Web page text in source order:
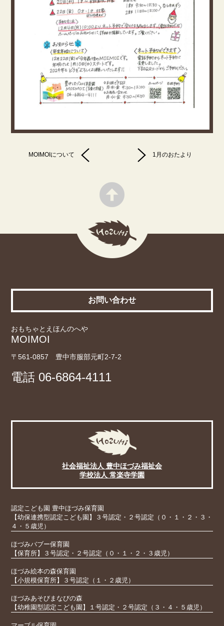
MOIMOIについて 1月のおたより
お問い合わせ
おもちゃとえほんのへや
MOIMOI
〒561-0857 豊中市服部元町2-7-2
電話 06-6864-4111
社会福祉法人 豊中ほづみ福祉会
学校法人 常楽寺学園
認定こども園 豊中ほづみ保育園
【幼保連携型認定こども園】３号認定・２号認定（０・１・２・３・
４・５歳児）
ほづみバブー保育園
【保育所】３号認定・２号認定（０・１・２・３歳児）
ほづみ絵本の森保育園
【小規模保育所】３号認定（１・２歳児）
ほづみあそびまなびの森
【幼稚園型認定こども園】１号認定・２号認定（３・４・５歳児）